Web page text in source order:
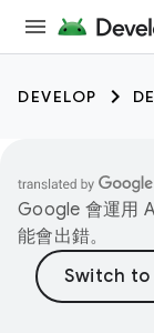
DEVELOP
Google 會運用
能會出錯。